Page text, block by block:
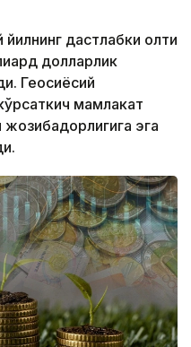
дастлабки олти
долларлик
Геосиёсий
мамлакат
эга